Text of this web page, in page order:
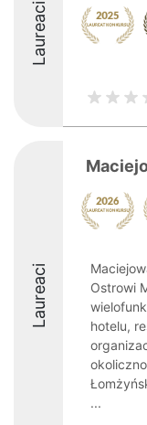
Laureaci
Laureaci
Ostrowi
hotelu,
...